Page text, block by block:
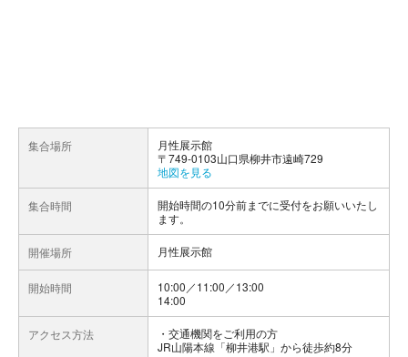
集合場所
月性展示館
〒749-0103山口県柳井市遠崎729
地図を見る
集合時間
開始時間の10分前までに受付をお願いいたし
ます。
開催場所 月性展示館
開始時間
10:00／11:00／13:00
14:00
アクセス方法
交通機関をご利用の方
JR山陽本線「柳井港駅」から徒歩約8分